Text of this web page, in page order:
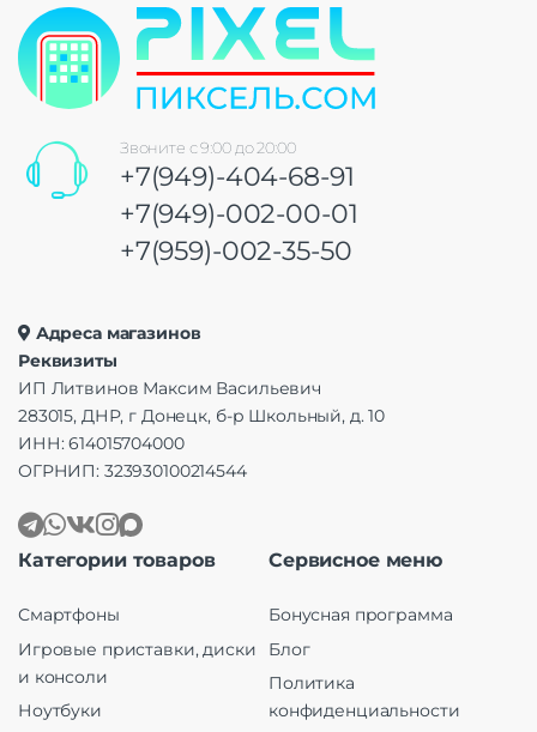
Звоните с 9:00 до 20:00
+7(949)-404-68-91
+7(949)-002-00-01
+7(959)-002-35-50
Адреса магазинов
Реквизиты
ИП Литвинов Максим Васильевич
283015, ДНР, г Донецк, б-р Школьный, д. 10
ИНН: 614015704000
ОГРНИП: 323930100214544
Категории товаров
Смартфоны
Игровые приставки, диски
и консоли
Ноутбуки
Сервисное меню
Бонусная программа
Блог
Политика
конфиденциальности